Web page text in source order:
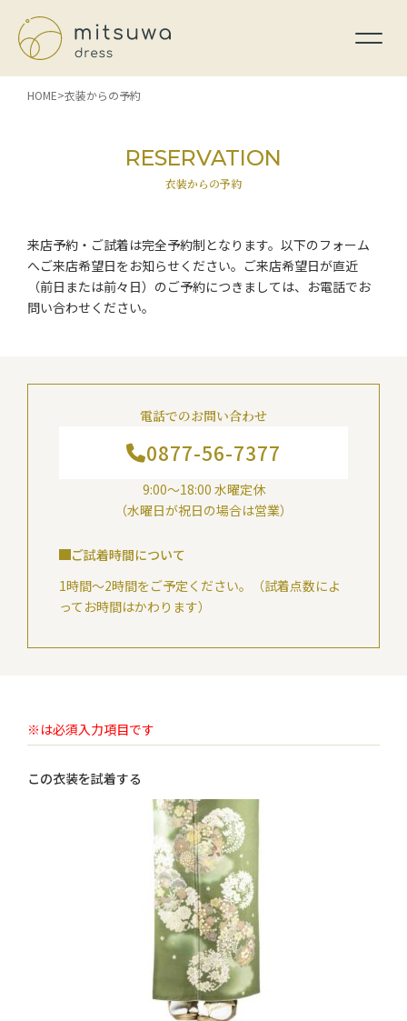
HOME 衣装からの予約
RESERVATION
衣装からの予約
来店予約・ご試着は完全予約制となります。以下のフォーム
へご来店希望日をお知らせください。ご来店希望日が直近
（前日または前々日）のご予約につきましては、お電話でお
問い合わせください。
電話でのお問い合わせ
0877-56-7377
9:00～18:00 水曜定休
（水曜日が祝日の場合は営業）
ご試着時間について
1時間～2時間をご予定ください。（試着点数によ
ってお時間はかわります）
※は必須入力項目です
この衣装を試着する